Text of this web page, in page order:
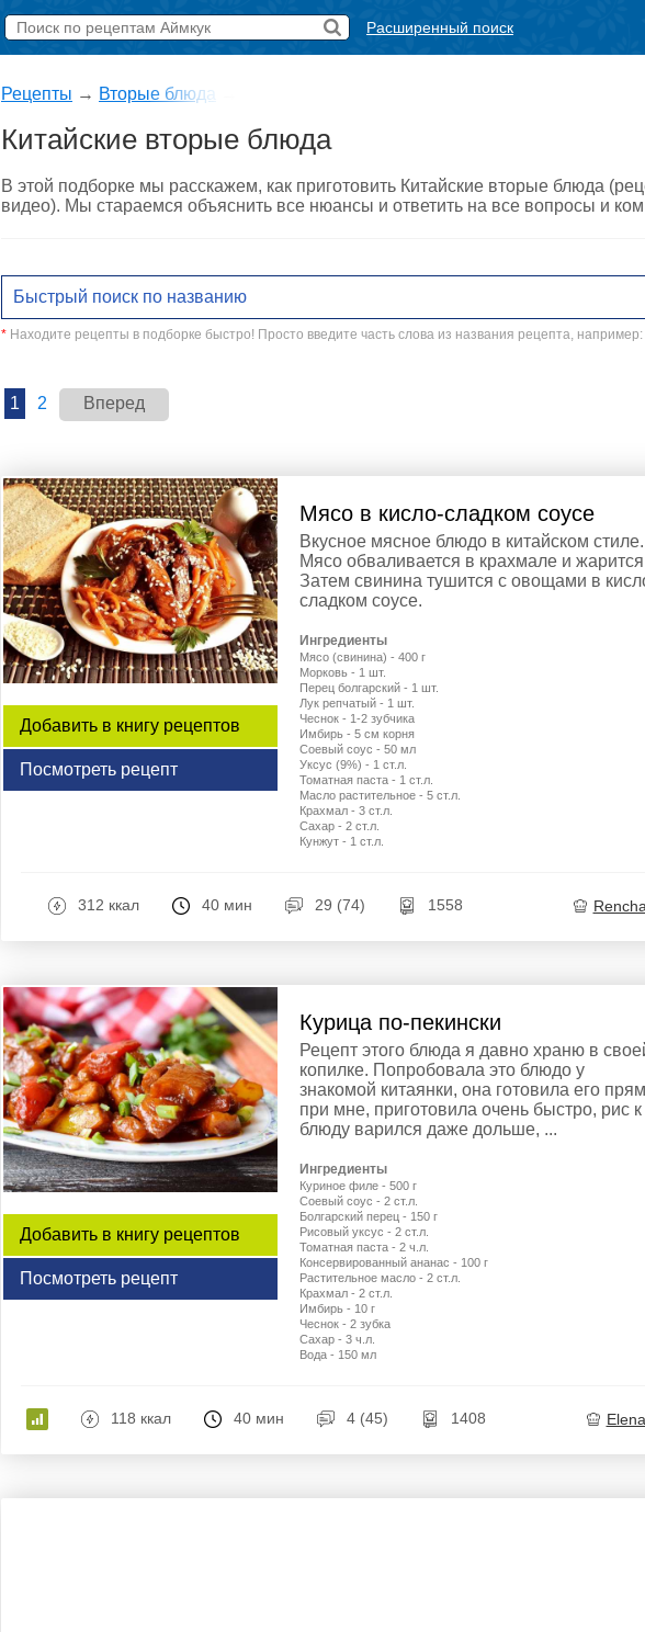
Расширенный поиск
Рецепты → Вторые блюда
Китайские вторые блюда
В этой подборке мы расскажем, как приготовить Китайские вторые блюда
видео). Мы стараемся объяснить все нюансы и ответить на все вопросы и
* Находите рецепты в подборке быстро! Просто введите часть слова из названия рецепта, например:
1 2 Вперед
Добавить в книгу рецептов
Посмотреть рецепт
Мясо в кисло-сладком соусе
Вкусное мясное блюдо в китайском стиле.
Мясо обваливается в крахмале и
Затем свинина тушится с овощами в
сладком соусе.
Ингредиенты
Мясо (свинина) - 400 г
Морковь - 1 шт.
Перец болгарский - 1 шт.
Лук репчатый - 1 шт.
Чеснок - 1-2 зубчика
Имбирь - 5 см корня
Соевый соус - 50 мл
Уксус (9%) - 1 ст.л.
Томатная паста - 1 ст.л.
Масло растительное - 5 ст.л.
Крахмал - 3 ст.л.
Сахар - 2 ст.л.
Кунжут - 1 ст.л.
312 ккал 40 мин 29 (74) 1558
Добавить в книгу рецептов
Посмотреть рецепт
Курица по-пекински
Рецепт этого блюда я давно храню в
копилке. Попробовала это блюдо у
знакомой китаянки, она готовила его
при мне, приготовила очень быстро, рис к
блюду варился даже дольше, ...
Ингредиенты
Куриное филе - 500 г
Соевый соус - 2 ст.л.
Болгарский перец - 150 г
Рисовый уксус - 2 ст.л.
Томатная паста - 2 ч.л.
Консервированный ананас - 100 г
Растительное масло - 2 ст.л.
Крахмал - 2 ст.л.
Имбирь - 10 г
Чеснок - 2 зубка
Сахар - 3 ч.л.
Вода - 150 мл
118 ккал 40 мин 4 (45) 1408